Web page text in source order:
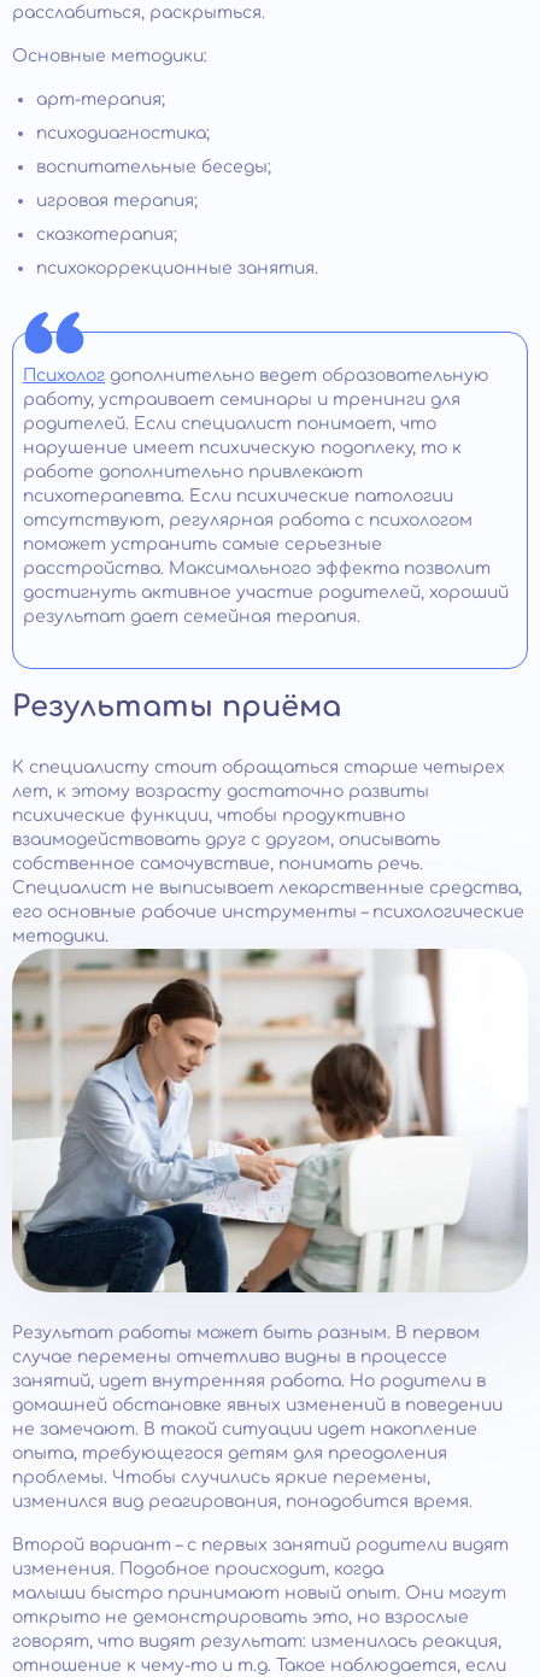
расслабиться, раскрыться.
Основные методики:
арт-терапия;
психодиагностика;
воспитательные беседы;
игровая терапия;
сказкотерапия;
психокоррекционные занятия.
Психолог дополнительно ведет образовательную
работу, устраивает семинары и тренинги для
родителей. Если специалист понимает, что
нарушение имеет психическую подоплеку, то к
работе дополнительно привлекают
психотерапевта. Если психические патологии
отсутствуют, регулярная работа с психологом
поможет устранить самые серьезные
расстройства. Максимального эффекта позволит
достигнуть активное участие родителей, хороший
результат дает семейная терапия.
Результаты приёма
К специалисту стоит обращаться старше четырех
лет, к этому возрасту достаточно развиты
психические функции, чтобы продуктивно
взаимодействовать друг с другом, описывать
собственное самочувствие, понимать речь.
Специалист не выписывает лекарственные средства,
его основные рабочие инструменты – психологические
методики.
Результат работы может быть разным. В первом
случае перемены отчетливо видны в процессе
занятий, идет внутренняя работа. Но родители в
домашней обстановке явных изменений в поведении
не замечают. В такой ситуации идет накопление
опыта, требующегося детям для преодоления
проблемы. Чтобы случились яркие перемены,
изменился вид реагирования, понадобится время.
Второй вариант – с первых занятий родители видят
изменения. Подобное происходит, когда
малыши быстро принимают новый опыт. Они могут
открыто не демонстрировать это, но взрослые
говорят, что видят результат: изменилась реакция,
отношение к чему-то и т.д. Такое наблюдается, если